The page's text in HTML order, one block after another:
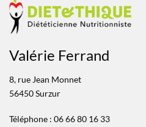
Valérie Ferrand
8, rue Jean Monnet
56450 Surzur
Téléphone : 06 66 80 16 33